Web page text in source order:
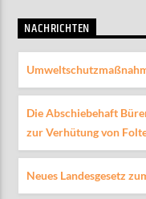
NACHRICHTEN
Die Abschiebehaft
zur Verhütung von
Neues Landesgesetz